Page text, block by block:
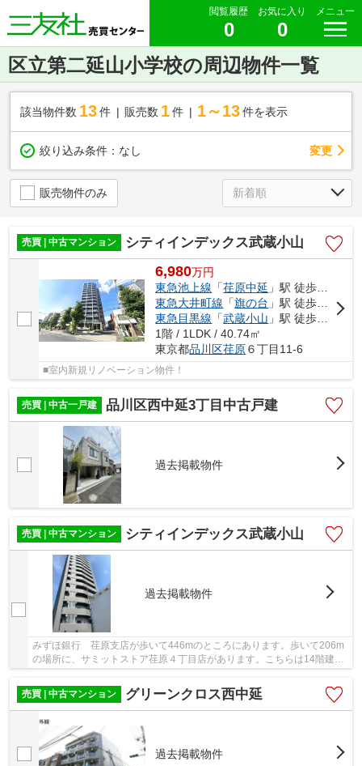
閲覧履歴
0
お気に入り
0
メニュー
区立第二延山小学校の周辺物件一覧
該当物件数 13件 販売数 1 件 1～13 件を表示
絞り込み条件： なし 変更
販売物件のみ
売買 | 中古マンション シティインデックス武蔵小山
6,980万円
東急池上線 「荏原中延 」駅 徒歩9分
東急大井町線 「旗の台 」駅 徒歩11分
東急目黒線 「武蔵小山 」駅 徒歩14分
1階 / 1LDK / 40.74㎡
東京都品川区荏原６丁目11-6
■室内新規リノベーション物件！
売買 | 中古一戸建 品川区西中延3丁目中古戸建
過去掲載物件
売買 | 中古マンション シティインデックス武蔵小山
過去掲載物件
みずほ銀行 荏原支店が歩いて446mのところにあります。歩いて206m
の場所に、サミットストア荏原４丁目店があります。こちらは14階建て
売買 | 中古マンション
グリーンクロス西中延
過去掲載物件